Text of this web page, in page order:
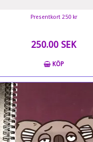
Presentkort 250 kr
250.00 SEK
KÖP